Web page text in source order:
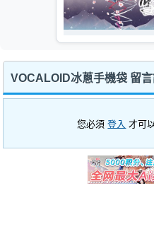
VOCALOID冰蔥手機袋 留
您必須登入 才可